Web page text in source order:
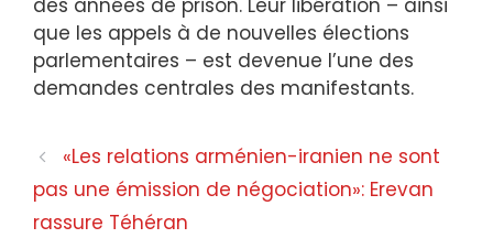
des années de prison. Leur libération – ainsi
que les appels à de nouvelles élections
parlementaires – est devenue l’une des
demandes centrales des manifestants.
«Les relations arménien-iranien ne sont
pas une émission de négociation»: Erevan
rassure Téhéran